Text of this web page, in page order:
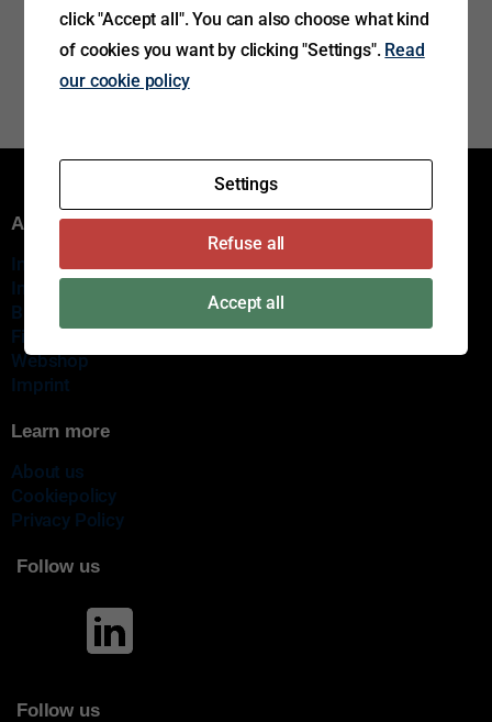
Aftermarket group
Innovation
Immediate delivery
Brands
Find a certain dealer
Webshop
Imprint
Learn more
About us
Cookiepolicy
Privacy Policy
Follow us
Follow us
click "Accept all". You can also choose what kind
of cookies you want by clicking "Settings". Read
our cookie policy
Settings
Refuse all
Accept all